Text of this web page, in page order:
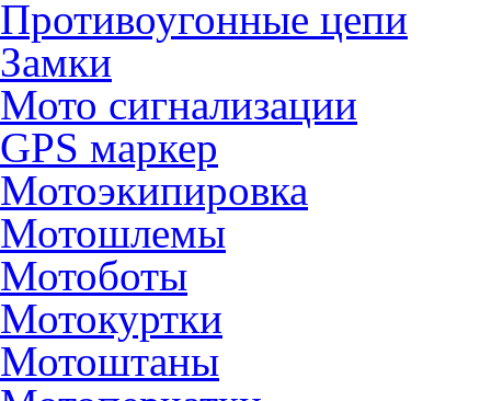
Противоугонные цепи
Замки
Мото сигнализации
GPS маркер
Мотоэкипировка
Мотошлемы
Мотоботы
Мотокуртки
Мотоштаны